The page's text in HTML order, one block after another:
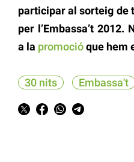
participar al sorteig de
per l’Embassa’t
a la promocióque hem
30 nits Embassa't